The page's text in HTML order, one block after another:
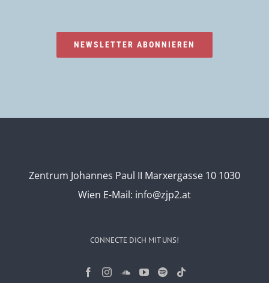
NEWSLETTER ABONNIEREN
Zentrum Johannes Paul II Marxergasse 10 1030
Wien E-Mail: info@zjp2.at
CONNECTE DICH MIT UNS!